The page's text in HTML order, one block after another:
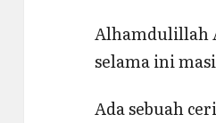
Alhamdulillah
selama ini
Ada sebuah